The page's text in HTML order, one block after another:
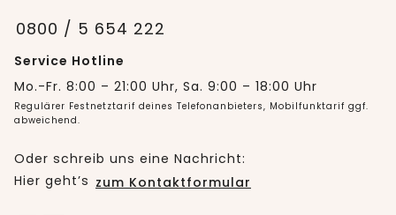
0800 / 5 654 222
Service Hotline
Mo.-Fr. 8:00 – 21:00 Uhr, Sa. 9:00 – 18:00 Uhr
Regulärer Festnetztarif deines Telefonanbieters, Mobilfunktarif ggf.
abweichend.
Oder schreib uns eine Nachricht:
Hier geht’s zum Kontaktformular